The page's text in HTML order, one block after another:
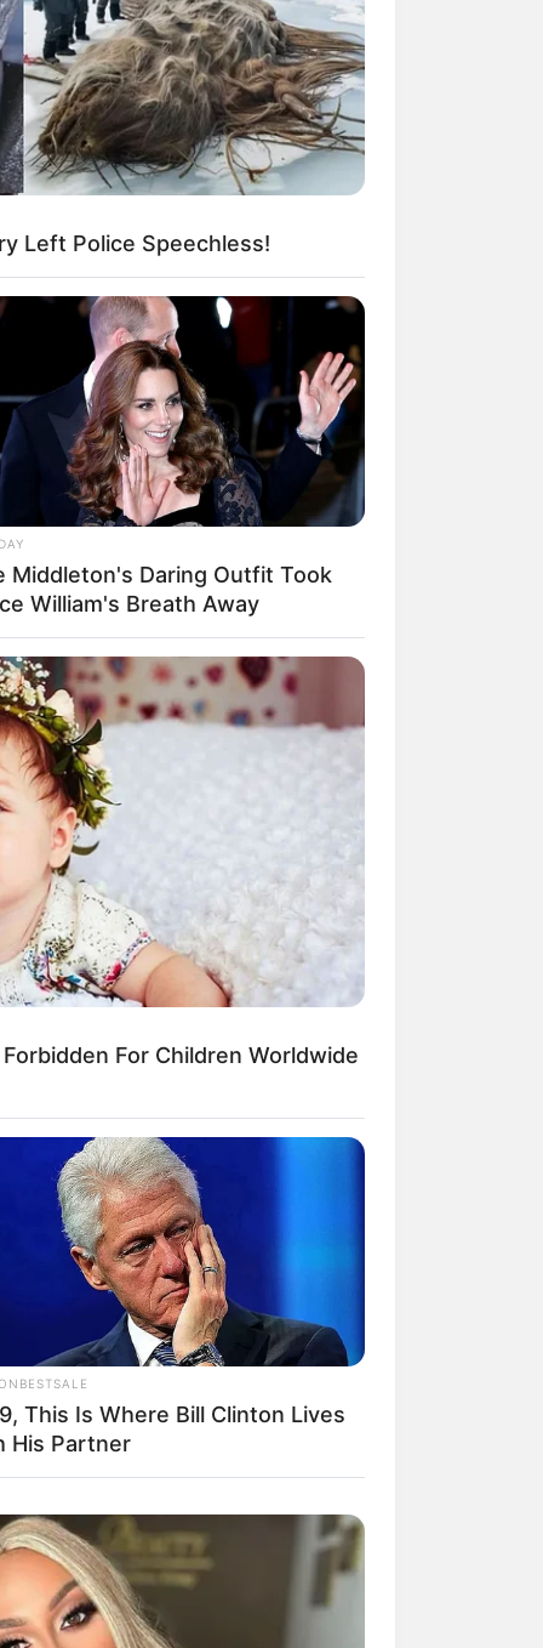
Ngakak, 10 Potret
Murah Pakai Bahan
Mainstream, 10 Cara
Barang Belanjaan
Warga Thailand
Banget! 10 Pose Lucu
yang Bikin Ketawa
10 Kalimat Baper
Bahasa Jawa Ini Bikin
Abis
10 Potret Makanan Gagal
yang Bikin Kamu
Selera
Manekin Anti
Left Police Speechless!
Middleton's Daring Outfit Took
William's Breath Away
For Children Worldwide
This Is Where Bill Clinton Lives
His Partner